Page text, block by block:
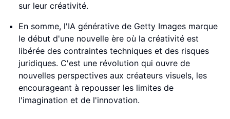
sur leur créativité.
En somme, l'IA générative de Getty Images marque
le début d'une nouvelle ère où la créativité est
libérée des contraintes techniques et des risques
juridiques. C'est une révolution qui ouvre de
nouvelles perspectives aux créateurs visuels, les
encourageant à repousser les limites de
l'imagination et de l'innovation.